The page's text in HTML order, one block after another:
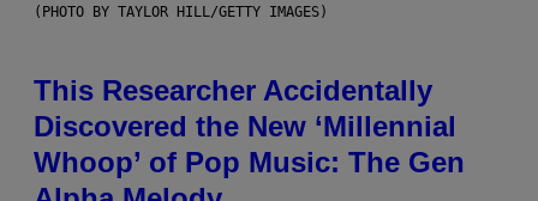
(PHOTO BY TAYLOR HILL/GETTY IMAGES)
This Researcher Accidentally
Discovered the New ‘Millennial
Whoop’ of Pop Music: The Gen